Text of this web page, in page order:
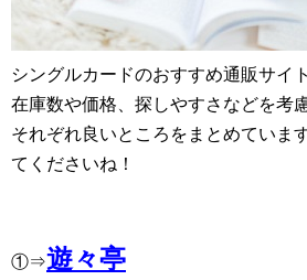
シングルカードのおすすめ通販サイ
在庫数や価格、探しやすさなどを考
それぞれ良いところをまとめていま
てくださいね！
①⇒遊々亭